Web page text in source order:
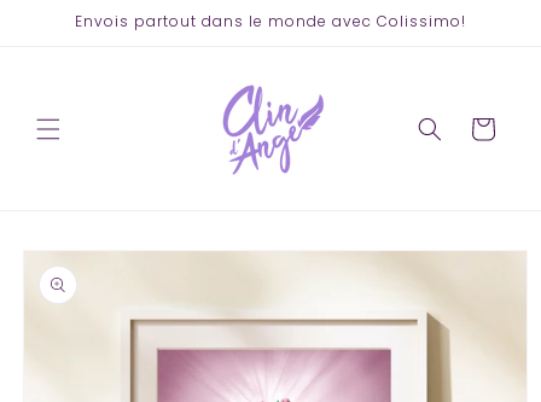
passerEnvois partout dans le monde avec Colissimo!
Panier
Passer aux
informations
produits